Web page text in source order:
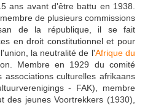
ans avant d'être battu en 1938.
de plusieurs commissions
de la république, il se fait
en droit constitutionnel et pour
la neutralité de l'Afrique du
Membre en 1929 du comité
culturelles afrikaans
- FAK), membre
des jeunes Voortrekkers (1930),